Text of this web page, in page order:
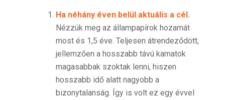
Ha néhány éven belül aktuális a cél.
Nézzük meg az állampapírok hozamát
most és 1,5 éve. Teljesen átrendeződött,
jellemzően a hosszabb távú kamatok
magasabbak szoktak lenni, hiszen
hosszabb idő alatt nagyobb a
bizonytalanság. Így is volt ez egy évvel